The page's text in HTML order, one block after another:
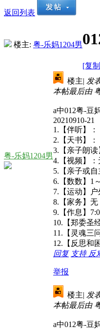
返回列表
楼主: 粤-乐妈1204男
[复
粤-乐妈1204男
楼主| 发
本帖最后由
a中012粤-豆
20210910-21
1.【伴听】：
2.【天书】：
3.【亲子朗读
4.【视频】：
5.【亲子或
6.【数数】1
7.【运动】
8.【家务】无
9.【作息】
10.【郑委圣
11.【灵魂三
12.【反思和
回复 支持 反
举报
楼主| 发
本帖最后由
a中012粤-豆